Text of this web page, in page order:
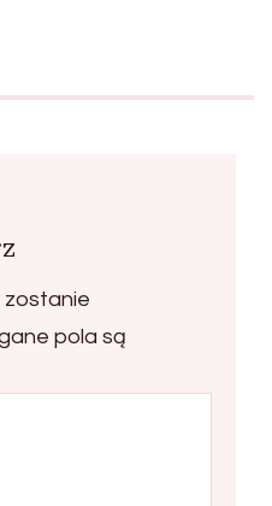
zostanie
pola są